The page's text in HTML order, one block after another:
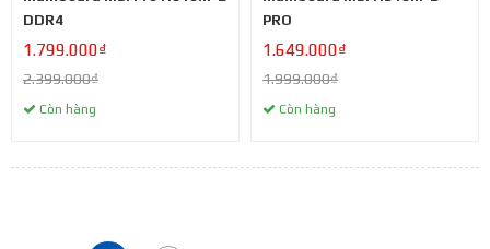
DDR4
1.799.000₫
2.399.000₫
Còn hàng
PRO
1.649.000₫
1.999.000₫
Còn hàng